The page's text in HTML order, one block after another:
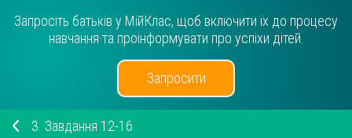
Запросіть батьків у МійКлас, щоб включити їх до процесу
навчання та проінформувати про успіхи дітей.
Запросити
3. Завдання 12-16